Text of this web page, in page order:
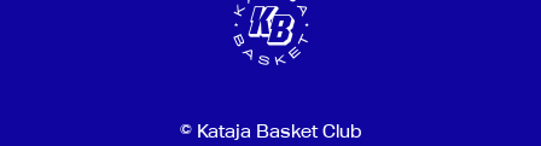
© Kataja Basket Club